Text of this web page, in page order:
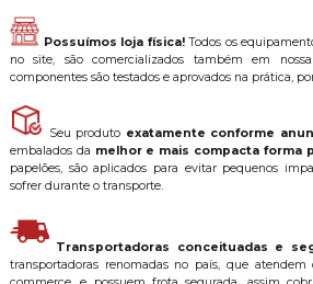
Possuímos loja física!Todos os
no site, são comercializados também em
componentes são testados e aprovados na prática,
Seu produto exatamente conforme
embalados da melhor e mais compacta forma
papelões, são aplicados para evitar pequenos
sofrer durante o transporte.
Transportadoras conceituadas e
transportadoras renomadas no país, que